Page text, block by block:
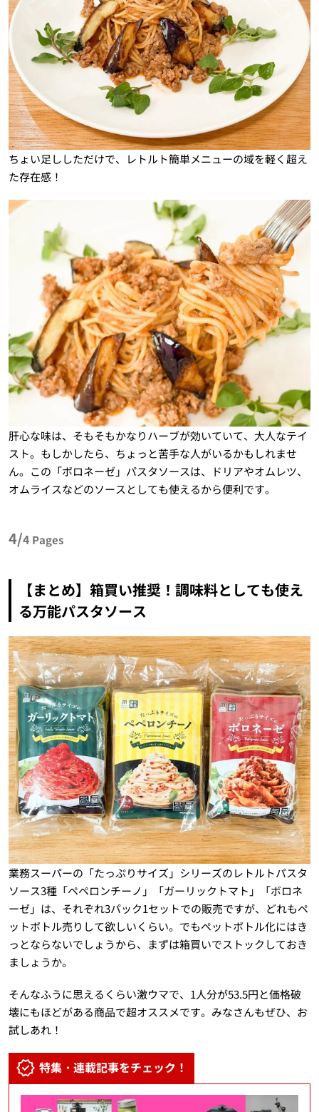
ちょい足ししただけで、レトルト簡単メニューの域を軽く超え
た存在感！
肝心な味は、そもそもかなりハーブが効いていて、大人なテイ
スト。もしかしたら、ちょっと苦手な人がいるかもしれませ
ん。この「ボロネーゼ」パスタソースは、ドリアやオムレツ、
オムライスなどのソースとしても使えるから便利です。
4/4 Pages
【まとめ】箱買い推奨！調味料としても使え
る万能パスタソース
業務スーパーの「たっぷりサイズ」シリーズのレトルトパスタ
ソース3種「ペペロンチーノ」「ガーリックトマト」「ボロネ
ーゼ」は、それぞれ3パック1セットでの販売ですが、どれもペ
ットボトル売りして欲しいくらい。でもペットボトル化にはき
っとならないでしょうから、まずは箱買いでストックしておき
ましょうか。
そんなふうに思えるくらい激ウマで、1人分が53.5円と価格破
壊にもほどがある商品で超オススメです。みなさんもぜひ、お
試しあれ！
特集・連載記事をチェック！